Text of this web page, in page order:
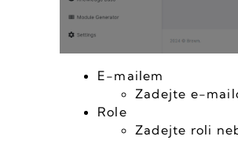
E-mailem
Zadejte e-
Role
Zadejte roli